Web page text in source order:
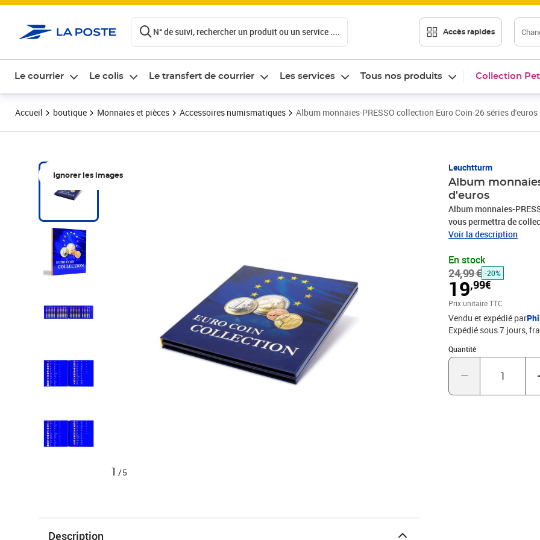
N° de suivi, rechercher un produit ou un service .... Accès rapides
Le courrier Le colis Le transfert de courrier Les services Tous nos produits Collection
Accueil boutique Monnaies et pièces Accessoires numismatiques Album monnaies-PRESSO collection Euro Coin-26 séries d'euros
Ignorer les images
1 /5
Leuchtturm
Album
d'euros
Album monnaies-
vous permettra de
découpes parfaitement
des pièces prend en
États : Monaco, Saint-
qualitéL'album
un véritable accroche-
maniable Grâce à son
les pièces de collection
Voir la description
En stock
24,99 €
Prix barré 24,99 €
-20%
19,99€
Prix 19,99€
Prix unitaire TTC
Vendu et expédié par
Expédié sous 7 jours,
Quantité
Quantité : 1
Description